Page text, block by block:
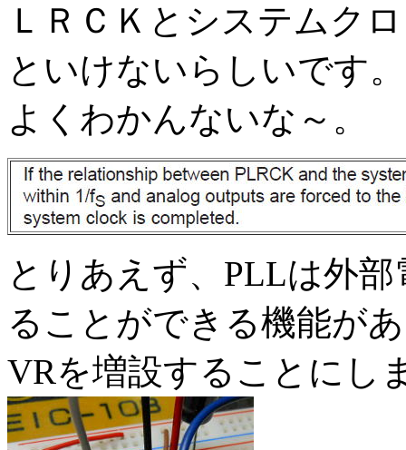
ＬＲＣＫとシステムク
といけないらしいです。
よくわかんないな～。
とりあえず、PLLは外
ることができる機能が
VRを増設することにし